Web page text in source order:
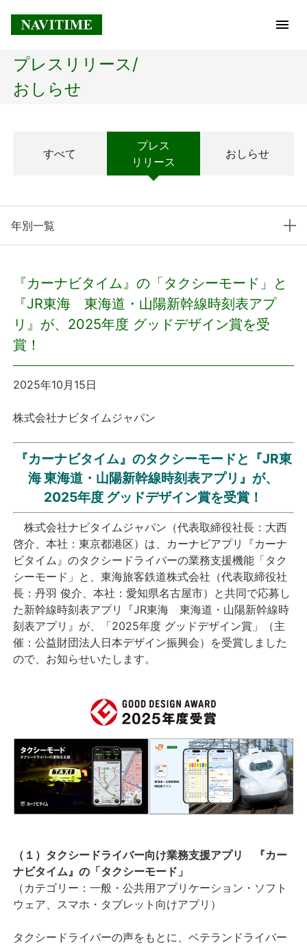
トップページ
経営理念
プレスリリース
個人向けサービス
法人向けサービス
採用情報
English
プレスリリース/
おしらせ
すべて
プレス
リリース
おしらせ
年別一覧
『カーナビタイム』の「タクシーモード」と
『JR東海 東海道・山陽新幹線時刻表アプ
リ』が、2025年度 グッドデザイン賞を受
賞！
2025年10月15日
株式会社ナビタイムジャパン
『カーナビタイム』のタクシーモードと『JR東
海 東海道・山陽新幹線時刻表アプリ』が、
2025年度 グッドデザイン賞を受賞！
株式会社ナビタイムジャパン（代表取締役社長：大西
啓介、本社：東京都港区）は、カーナビアプリ『カーナ
ビタイム』のタクシードライバーの業務支援機能「タク
シーモード」と、東海旅客鉄道株式会社（代表取締役社
長：丹羽 俊介、本社：愛知県名古屋市）と共同で応募し
た新幹線時刻表アプリ『JR東海 東海道・山陽新幹線時
刻表アプリ』が、「2025年度 グッドデザイン賞」（主
催：公益財団法人日本デザイン振興会）を受賞しました
ので、お知らせいたします。
（１）タクシードライバー向け業務支援アプリ 『カー
ナビタイム』の「タクシーモード」
（カテゴリー：一般・公共用アプリケーション・ソフト
ウェア、スマホ・タブレット向けアプリ）
タクシードライバーの声をもとに、ベテランドライバー